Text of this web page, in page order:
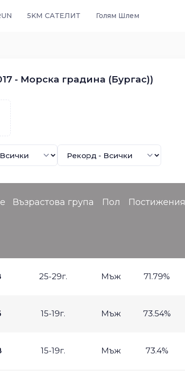
5KM САТЕЛИТ Голям Шлем
- Морска градина (Бургас))
Възрастова група Пол Постижения
25-29г. Мъж 71.79%
15-19г. Мъж 73.54%
15-19г. Мъж 73.4%